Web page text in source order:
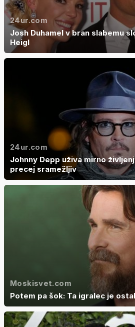
24ur.com
Josh Duhamel v bran slabemu
Heigl
24ur.com
Johnny Depp uživa mirno
precej sramežljiv
Moskisvet.com
Potem pa šok: Ta igralec je